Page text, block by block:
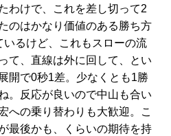
わけで、これを差し切って2
のはかなり価値のある勝ち方
るけど、これもスローの流
て、直線は外に回して、とい
開で0秒1差。少なくとも1勝
。反応が良いので中山も合い
への乗り替わりも大歓迎。こ
最後かも、くらいの期待を持